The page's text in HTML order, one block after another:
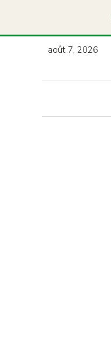
août 7, 2026